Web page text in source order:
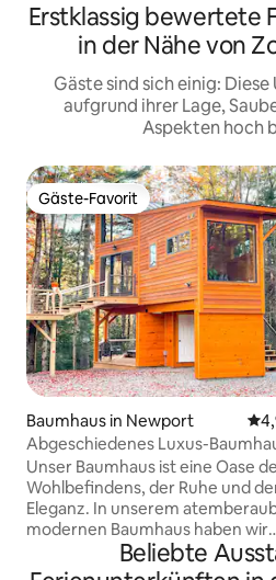
Erstklassig bewertete
in der Nähe von
Gäste sind sich einig:
aufgrund ihrer Lage,
Aspekten hoch
Gäste-Favorit
Gäste-Favorit
Baumhaus in Newport
Abgeschiedenes Luxus-
Whirlpool und Projektor
Unser Baumhaus ist eine Oase
Wohlbefindens, der Ruhe und
Eleganz. In unserem
modernen Baumhaus haben wir
Entspannung auf eine ganz
gebracht. Um uns herum gibt es
Beliebte